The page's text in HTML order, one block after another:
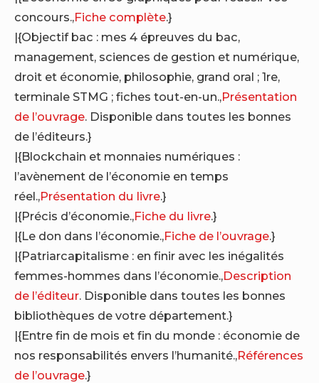
concours.,Fiche complète.}
|{Objectif bac : mes 4 épreuves du bac,
management, sciences de gestion et numérique,
droit et économie, philosophie, grand oral ; 1re,
terminale STMG ; fiches tout-en-un.,Présentation
de l’ouvrage. Disponible dans toutes les bonnes
de l’éditeurs.}
|{Blockchain et monnaies numériques :
l’avènement de l’économie en temps
réel.,Présentation du livre.}
|{Précis d’économie.,Fiche du livre.}
|{Le don dans l’économie.,Fiche de l’ouvrage.}
|{Patriarcapitalisme : en finir avec les inégalités
femmes-hommes dans l’économie.,Description
de l’éditeur. Disponible dans toutes les bonnes
bibliothèques de votre département.}
|{Entre fin de mois et fin du monde : économie de
nos responsabilités envers l’humanité.,Références
de l’ouvrage.}